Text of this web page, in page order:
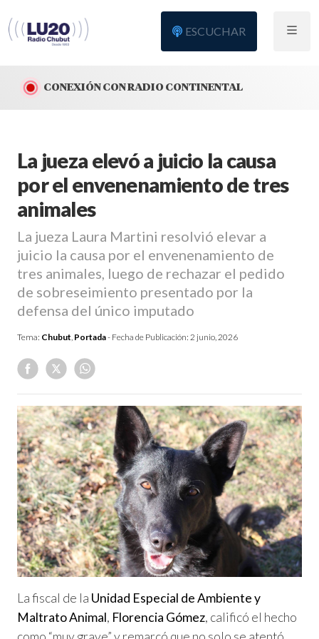
ESCUCHAR
CONEXIÓN CON RADIO CONTINENTAL
La jueza elevó a juicio la causa
por el envenenamiento de tres
animales
La jueza Laura Martini resolvió elevar a
juicio la causa por el envenenamiento de
tres animales, luego de rechazar el pedido
de sobreseimiento presentado por la
defensa del único imputado
Tema: Chubut, Portada- Fecha de Publicación: 2 junio, 2026
La fiscal de la Unidad Especial de Ambiente y
Maltrato Animal, Florencia Gómez, calificó el hecho